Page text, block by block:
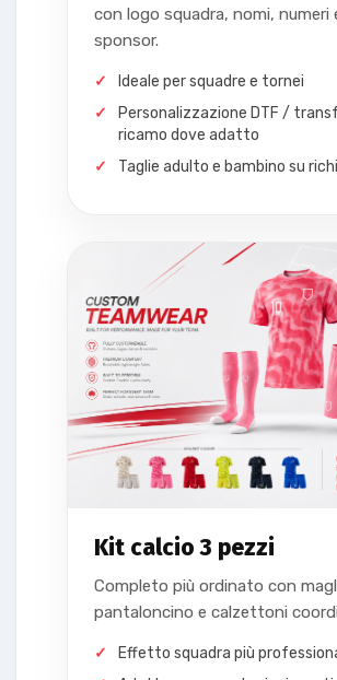
con logo squadra, nomi, numeri
sponsor.
Ideale per squadre e tornei
Personalizzazione DTF /
ricamo dove adatto
Taglie adulto e bambino su
Kit calcio 3 pezzi
Completo più ordinato con
pantaloncino e calzettoni
Effetto squadra più